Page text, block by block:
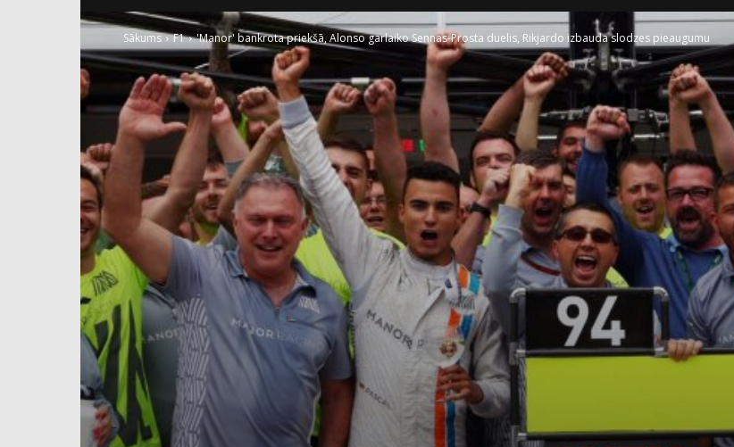
Sākums F1 'Manor' bankrota priekšā, Alonso garlaiko Sennas-Prosta duelis, Rikjardo izbauda slodzes pieaugumu